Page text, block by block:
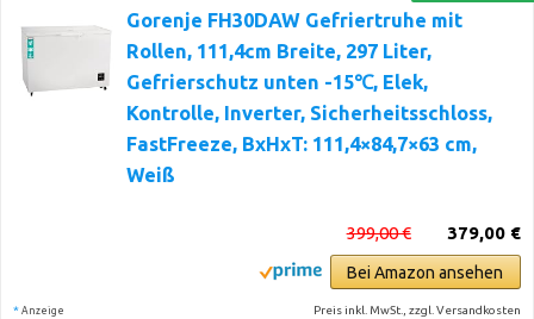
Gorenje FH30DAW Gefriertruhe mit
Rollen, 111,4cm Breite, 297 Liter,
Gefrierschutz unten -15℃, Elek,
Kontrolle, Inverter, Sicherheitsschloss,
FastFreeze, BxHxT: 111,4×84,7×63 cm,
Weiß
379,00 €
399,00 €
Bei Amazon ansehen
* Anzeige Preis inkl. MwSt., zzgl. Versandkosten